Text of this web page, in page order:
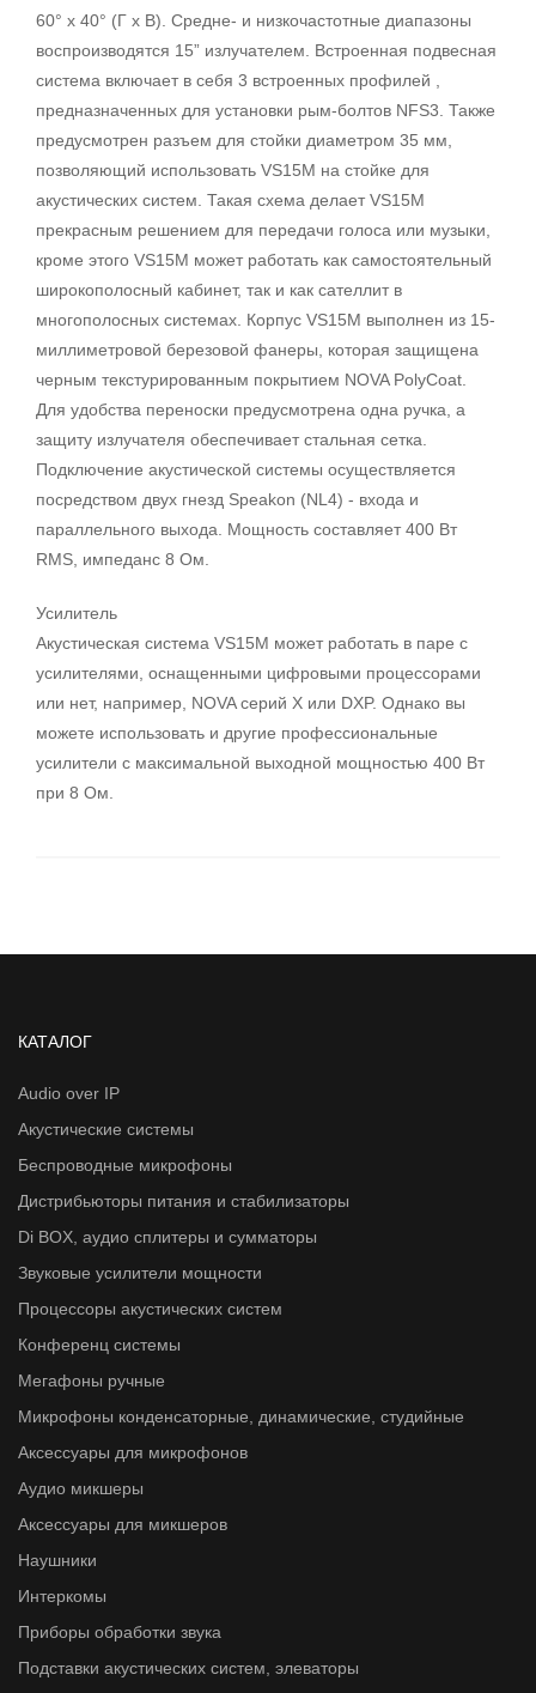
60° x 40° (Г x В). Средне- и низкочастотные диапазоны
воспроизводятся 15” излучателем. Встроенная подвесная
система включает в себя 3 встроенных профилей ,
предназначенных для установки рым-болтов NFS3. Также
предусмотрен разъем для стойки диаметром 35 мм,
позволяющий использовать VS15М на стойке для
акустических систем. Такая схема делает VS15М
прекрасным решением для передачи голоса или музыки,
кроме этого VS15М может работать как самостоятельный
широкополосный кабинет, так и как сателлит в
многополосных системах. Корпус VS15М выполнен из 15-
миллиметровой березовой фанеры, которая защищена
черным текстурированным покрытием NOVA PolyCoat.
Для удобства переноски предусмотрена одна ручка, а
защиту излучателя обеспечивает стальная сетка.
Подключение акустической системы осуществляется
посредством двух гнезд Speakon (NL4) - входа и
параллельного выхода. Мощность составляет 400 Вт
RMS, импеданс 8 Ом.
Усилитель
Акустическая система VS15М может работать в паре с
усилителями, оснащенными цифровыми процессорами
или нет, например, NOVA серий X или DXP. Однако вы
можете использовать и другие профессиональные
усилители с максимальной выходной мощностью 400 Вт
при 8 Ом.
КАТАЛОГ
Audio over IP
Акустические системы
Беспроводные микрофоны
Дистрибьюторы питания и стабилизаторы
Di BOX, аудио сплитеры и сумматоры
Звуковые усилители мощности
Процессоры акустических систем
Конференц системы
Мегафоны ручные
Микрофоны конденсаторные, динамические, студийные
Аксессуары для микрофонов
Аудио микшеры
Аксессуары для микшеров
Наушники
Интеркомы
Приборы обработки звука
Подставки акустических систем, элеваторы